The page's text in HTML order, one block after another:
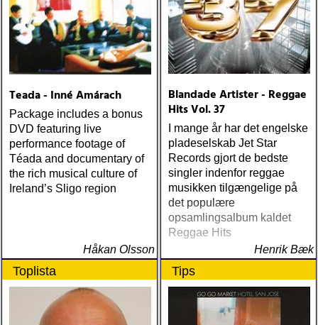
Teada - Inné Amárach
Package includes a bonus
DVD featuring live
performance footage of
Téada and documentary of
the rich musical culture of
Ireland’s Sligo region
Håkan Olsson
Blandade Artister - Reggae
Hits Vol. 37
I mange år har det engelske
pladeselskab Jet Star
Records gjort de bedste
singler indenfor reggae
musikken tilgængelige på
det populære
opsamlingsalbum kaldet
Reggae Hits
Henrik Bæk
Toplista Tips